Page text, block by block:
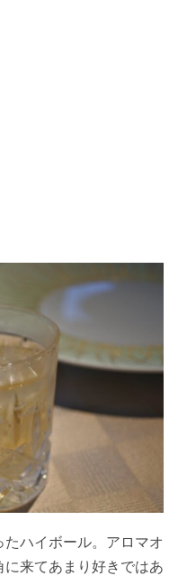
たハイボール。アロマオ
来てあまり好きではあ